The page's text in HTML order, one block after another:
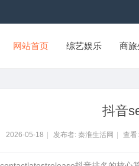
网站首页 综艺娱乐 商
抖音
2026-05-18 发布者: 秦淮生活网 查